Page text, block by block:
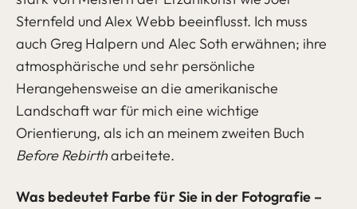
Sternfeld und Alex Webb beeinflusst. Ich muss
auch Greg Halpern und Alec Soth erwähnen; ihre
atmosphärische und sehr persönliche
Herangehensweise an die amerikanische
Landschaft war für mich eine wichtige
Orientierung, als ich an meinem zweiten Buch
Before Rebirtharbeitete.
Was bedeutet Farbe für Sie in der Fotografie –